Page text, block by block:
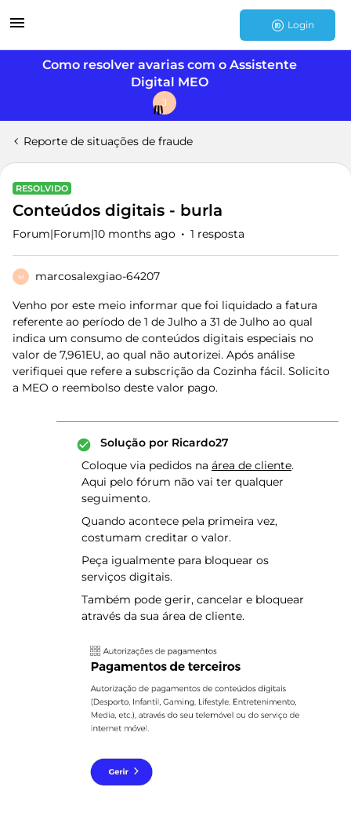
Login
Como resolver avarias com o Assistente
Digital MEO
J
Reporte de situações de fraude
RESOLVIDO
Conteúdos digitais - burla
Forum|Forum|10 months ago 1 resposta
M marcosalexgiao-64207
Venho por este meio informar que foi liquidado a fatura
referente ao período de 1 de Julho a 31 de Julho ao qual
indica um consumo de conteúdos digitais especiais no
valor de 7,961EU, ao qual não autorizei. Após análise
verifiquei que refere a subscrição da Cozinha fácil. Solicito
a MEO o reembolso deste valor pago.
Solução por Ricardo27
Coloque via pedidos na área de cliente.
Aqui pelo fórum não vai ter qualquer
seguimento.
Quando acontece pela primeira vez,
costumam creditar o valor.
Peça igualmente para bloquear os
serviços digitais.
Também pode gerir, cancelar e bloquear
através da sua área de cliente.